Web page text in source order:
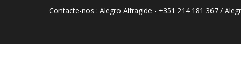
Contacte-nos : Alegro Alfragide - +351 214 181 367 /